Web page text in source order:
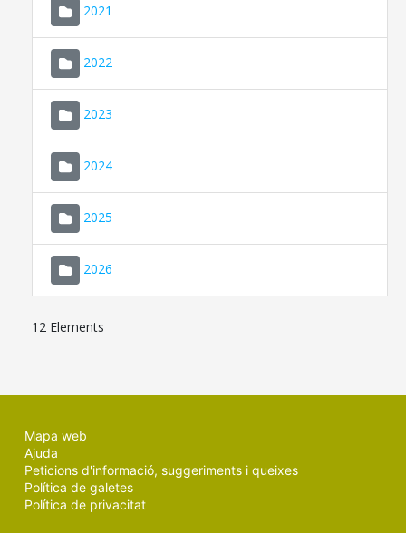
2021
2022
2023
2024
2025
2026
12 Elements
Mapa web
Ajuda
Peticions d'informació, suggeriments i queixes
Política de galetes
Política de privacitat